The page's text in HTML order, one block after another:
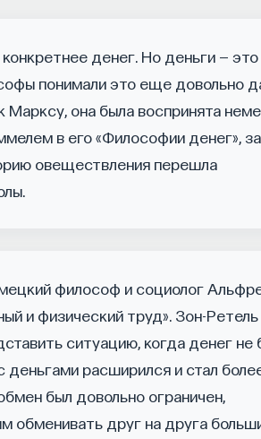
денег. Но деньги — это
понимали это еще довольно
Марксу, она была воспринята
в его «Философии денег»,
овеществления перешла
философ и социолог
и физический труд». Зон-Ретель
ситуацию, когда денег не
деньгами расширился и стал
был довольно ограничен,
обменивать друг на друга
мы живем, расширять
и познавать самого себя?
на курс «Философский поиск:
поиск — это не только каскад
навыками: научитесь
доказывать свою
вопросы
и что представляет собой
знаем то, что знаем? Существует